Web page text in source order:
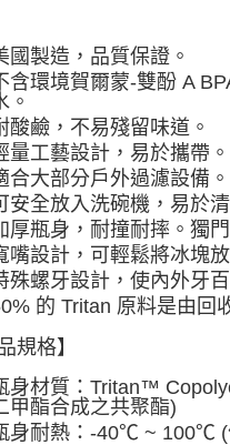
國製造，品質保證。
含環境賀爾蒙-雙酚 A
。
酸鹼，不易殘留味道。
量工藝設計，易於攜帶。
合大部分戶外過濾設備。
安全放入洗碗機，易於清
厚瓶身，耐撞耐摔。獨
嘴設計，可輕鬆將冰塊
殊螺牙設計，使內外牙
的 Tritan 原料是由回
規格】
身材質：Tritan™
甲酯合成之共聚酯)
身耐熱：-40℃ ~ 100℃ (